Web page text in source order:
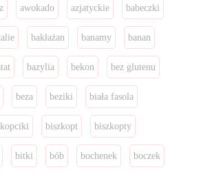
awokado azjatyckie babeczki
bakłażan banamy banan
bazylia bekon bez glutenu
beza beziki biała fasola
biszkopt biszkopty
bitki bób bochenek boczek